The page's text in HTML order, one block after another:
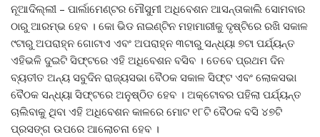
ନୂଆଦିଲ୍ଲୀ – ପାର୍ଲାମେଣ୍ଟର ମୌସୁମୀ ଅଧିବେଶନ ଆସନ୍ତାକାଲି ସୋମବାର
ଠାରୁ ଆରମ୍ଭ ହେବ । କୋ ଭିଡ ନାଇଣ୍ଟିନ ମହାମାରୀକୁ ଦୃଷ୍ଟିରେ ରଖି ସକାଳ
୯ଟାରୁ ଅପରାହ୍ନ ଗୋଟାଏ ଏବଂ ଅପରାହ୍ନ ୩ଟାରୁ ସନ୍ଧ୍ୟା ୭ଟା ପର୍ଯ୍ୟନ୍ତ
ଏହିଭଳି ଦୁଇଟି ସିଫ୍ଟରେ ଏହି ଅଧିବେଶନ ବସିବ । ତେବେ ପ୍ରଥମ ଦିନ
ବ୍ୟତୀତ ଅନ୍ୟ ସବୁଦିନ ରାଜ୍ୟସଭା ବୈଠକ ସକାଳ ସିଫ୍ଟ ଏବଂ ଲୋକସଭା
ବୈଠକ ସନ୍ଧ୍ୟା ସିଫ୍ଟରେ ଅନୁଷ୍ଠିତ ହେବ । ଅକ୍ଟୋବର ପହିଲା ପର୍ଯ୍ୟନ୍ତ
ଚାଲିବାକୁ ଥିବା ଏହି ଅଧିବେଶନ କାଳରେ ମୋଟ ୧୮ଟି ବୈଠକ ବସି ୪୭ଟି
ପ୍ରସଙ୍ଗ ଉପରେ ଆଲୋଚନା ହେବ ।